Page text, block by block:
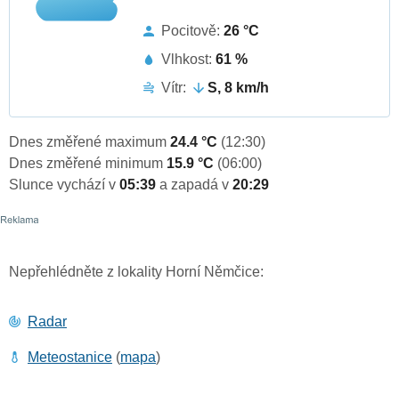
Pocitově: 26 °C
Vlhkost: 61 %
Vítr:
S, 8 km/h
Dnes změřené maximum 24.4 °C (12:30)
Dnes změřené minimum 15.9 °C (06:00)
Slunce vychází v 05:39 a zapadá v 20:29
Nepřehlédněte z lokality Horní Němčice:
Radar
Meteostanice (mapa)